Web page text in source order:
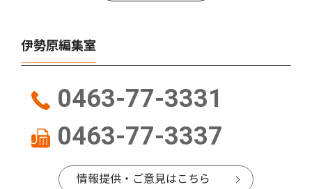
伊勢原編集室
0463-77-3331
0463-77-3337
情報提供・ご意見はこちら